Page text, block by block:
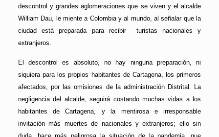
descontrol y grandes aglomeraciones que se viven y el alcalde
William Dau, le miente a Colombia y al mundo, al señalar que la
ciudad está preparada para recibir turistas nacionales y
extranjeros.
El descontrol es absoluto, no hay ninguna preparación, ni
siquiera para los propios habitantes de Cartagena, los primeros
afectados, por las omisiones de la administración Distrital. La
negligencia del alcalde, seguirá costando muchas vidas a los
habitantes de Cartagena, y la mentirosa e irresponsable
invitación más muertes de nacionales y extranjeros; ello sin